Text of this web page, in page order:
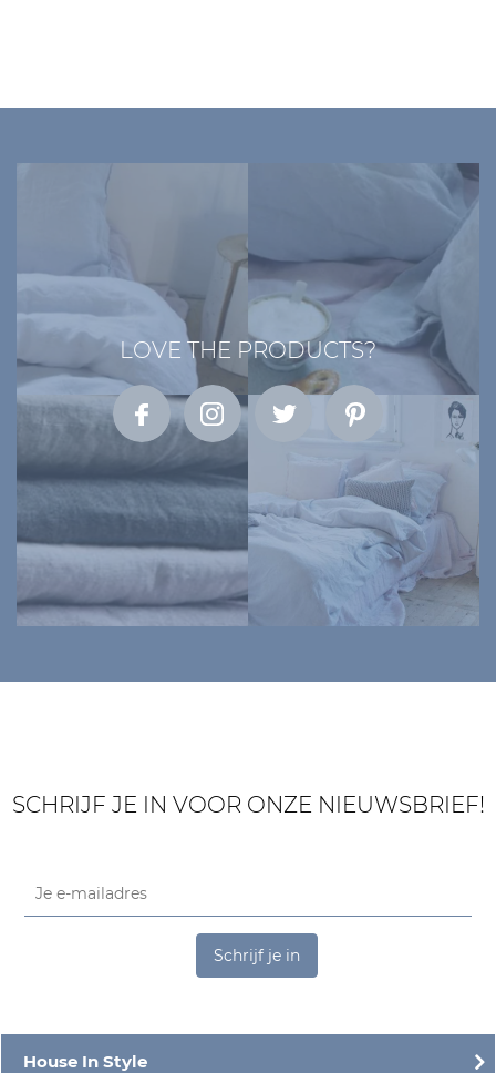
LOVE THE PRODUCTS?
SCHRIJF JE IN VOOR ONZE NIEUWSBRIEF!
Schrijf je in
House In Style